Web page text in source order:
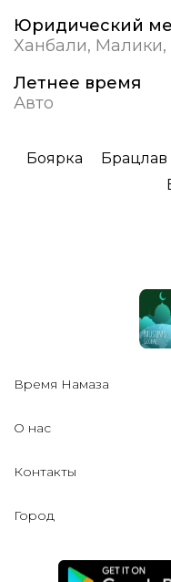
Юридический
Ханбали,
Летнее время
Авто
Боярка Брацлав
Время Намаза
О нас
Контакты
Город